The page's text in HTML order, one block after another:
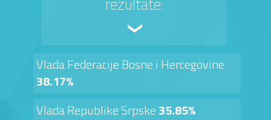
Vlada Federacije Bosne i Hercegovine
38.17%
Vlada Republike Srpske35.85%